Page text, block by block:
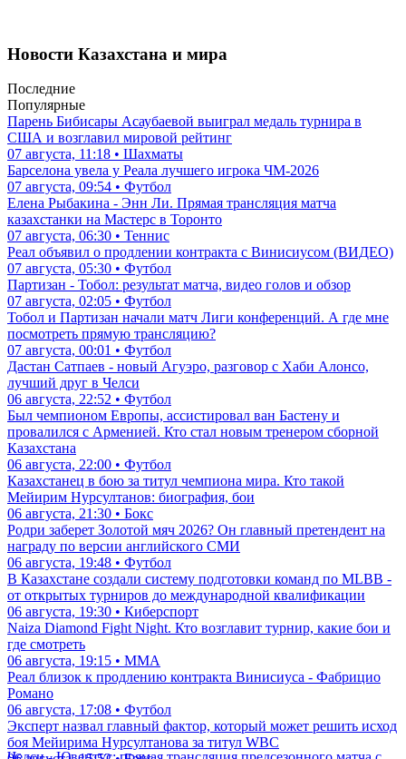
Новости Казахстана и мира
Последние
Популярные
Парень Бибисары Асаубаевой выиграл медаль турнира в
США и возглавил мировой рейтинг
07 августа, 11:18 • Шахматы
Барселона увела у Реала лучшего игрока ЧМ-2026
07 августа, 09:54 • Футбол
Елена Рыбакина - Энн Ли. Прямая трансляция матча
казахстанки на Мастерс в Торонто
07 августа, 06:30 • Теннис
Реал объявил о продлении контракта с Винисиусом (ВИДЕО)
07 августа, 05:30 • Футбол
Партизан - Тобол: результат матча, видео голов и обзор
07 августа, 02:05 • Футбол
Тобол и Партизан начали матч Лиги конференций. А где мне
посмотреть прямую трансляцию?
07 августа, 00:01 • Футбол
Дастан Сатпаев - новый Агуэро, разговор с Хаби Алонсо,
лучший друг в Челси
06 августа, 22:52 • Футбол
Был чемпионом Европы, ассистировал ван Бастену и
провалился с Арменией. Кто стал новым тренером сборной
Казахстана
06 августа, 22:00 • Футбол
Казахстанец в бою за титул чемпиона мира. Кто такой
Мейирим Нурсултанов: биография, бои
06 августа, 21:30 • Бокс
Родри заберет Золотой мяч 2026? Он главный претендент на
награду по версии английского СМИ
06 августа, 19:48 • Футбол
В Казахстане создали систему подготовки команд по MLBB -
от открытых турниров до международной квалификации
06 августа, 19:30 • Киберспорт
Naiza Diamond Fight Night. Кто возглавит турнир, какие бои и
где смотреть
06 августа, 19:15 • ММА
Реал близок к продлению контракта Винисиуса - Фабрицио
Романо
06 августа, 17:08 • Футбол
Эксперт назвал главный фактор, который может решить исход
боя Мейирима Нурсултанова за титул WBC